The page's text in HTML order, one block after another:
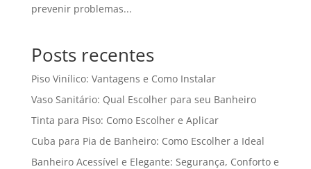
prevenir problemas...
Posts recentes
Piso Vinílico: Vantagens e Como Instalar
Vaso Sanitário: Qual Escolher para seu Banheiro
Tinta para Piso: Como Escolher e Aplicar
Cuba para Pia de Banheiro: Como Escolher a Ideal
Banheiro Acessível e Elegante: Segurança, Conforto e